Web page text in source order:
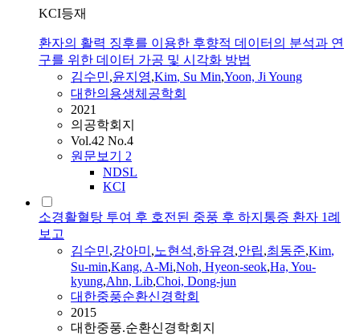
KCI등재
환자의 활력 징후를 이용한 후향적 데이터의 분석과 연
구를 위한 데이터 가공 및 시각화 방법
김수민,윤지영,Kim, Su Min,Yoon, Ji Young
대한의용생체공학회
2021
의공학회지
Vol.42 No.4
원문보기 2
NDSL
KCI
소경활혈탕 투여 후 호전된 중풍 후 하지통증 환자 1례
보고
김수민,강아미 ,노현석,하유경,안립,최동준,Kim,
Su-min,Kang, A-Mi,Noh, Hyeon-seok,Ha, You-
kyung,Ahn, Lib,Choi, Dong-jun
대한중풍순환신경학회
2015
대한중풍.순환신경학회지